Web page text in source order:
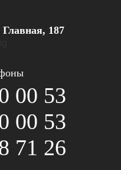
187
00 53
00 53
71 26